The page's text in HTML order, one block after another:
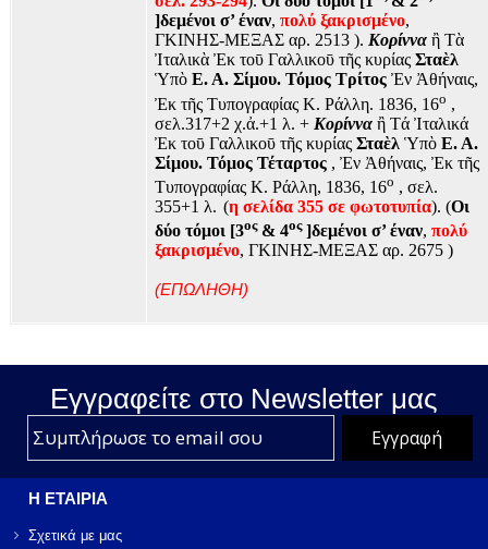
]δεμένοι σ’ έναν, πολύ ξακρισμένο,
ΓΚΙΝΗΣ-ΜΕΞΑΣ αρ. 2513 ). Κορίννα ἢ Τὰ
Ἰταλικὰ Ἐκ τοῡ Γαλλικοῡ τῆς κυρίας Σταὲλ
Ὑπὸ Ε. Α. Σίμου. Τόμος ΤρίτοςἘν Ἀθήναις,
Ἐκ τῆς Τυπογραφίας Κ. Ράλλη. 1836, 16ο ,
σελ.317+2 χ.ἀ.+1 λ. + Κορίννα ἢ Τά Ἰταλικά
Ἐκ τοῡ Γαλλικοῡ τῆς κυρίας Σταὲλ Ὑπὸ Ε. Α.
Σίμου. Τόμος Τέταρτος , Ἐν Ἀθήναις, Ἐκ τῆς
Τυπογραφίας Κ. Ράλλη, 1836, 16ο , σελ.
355+1 λ. (η σελίδα 355 σε φωτοτυπία). (Οι
δύο τόμοι [3ος& 4ος]δεμένοι σ’ έναν, πολύ
ξακρισμένο, ΓΚΙΝΗΣ-ΜΕΞΑΣ αρ. 2675 )
(ΕΠΩΛΗΘΗ)
Εγγραφείτε στο Νewsletter μας
Η ΕΤΑΙΡΙΑ
Σχετικά με μας